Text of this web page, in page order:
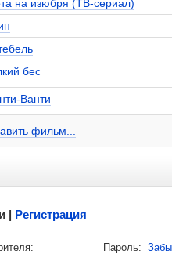
на изюбря (ТВ-сериал)
бес
Ванти
фильм...
Кино-Театр.ru
своим мнением
| Регистрация
Пароль: